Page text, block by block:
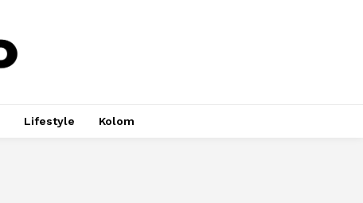
Lifestyle Kolom